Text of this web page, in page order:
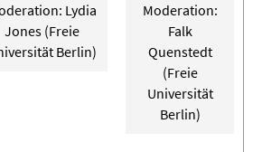
Lydia
Jones (Freie
Berlin)
Moderation:
Falk
Quenstedt
(Freie
Universität
Berlin)